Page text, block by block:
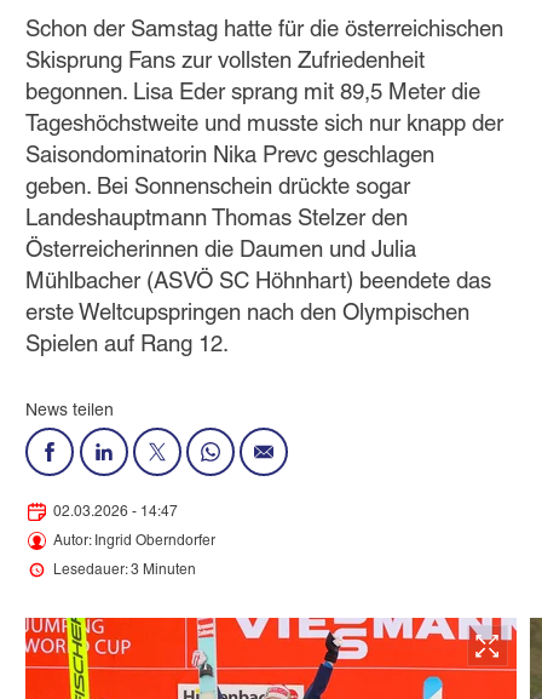
Schon der Samstag hatte für die österreichischen
Skisprung Fans zur vollsten Zufriedenheit
begonnen. Lisa Eder sprang mit 89,5 Meter die
Tageshöchstweite und musste sich nur knapp der
Saisondominatorin Nika Prevc geschlagen
geben. Bei Sonnenschein drückte sogar
Landeshauptmann Thomas Stelzer den
Österreicherinnen die Daumen und Julia
Mühlbacher (ASVÖ SC Höhnhart) beendete das
erste Weltcupspringen nach den Olympischen
Spielen auf Rang 12.
News teilen
02.03.2026 - 14:47
Autor: Ingrid Oberndorfer
Lesedauer: 3 Minuten